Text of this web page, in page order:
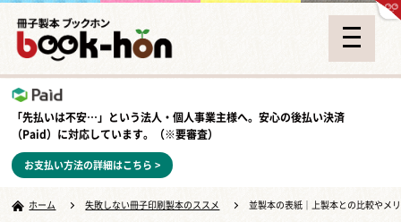
「先払いは不安…」という法人・個人事業主様へ。安心の後払い決済
（Paid） に対応しています。（※要審査）
お支払い方法の詳細はこちら >
ホーム 失敗しない冊子印刷製本のススメ 並製本の表紙｜上製本との比較やメ